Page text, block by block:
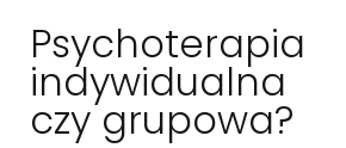
Psychoterapia
indywidualna
czy grupowa?